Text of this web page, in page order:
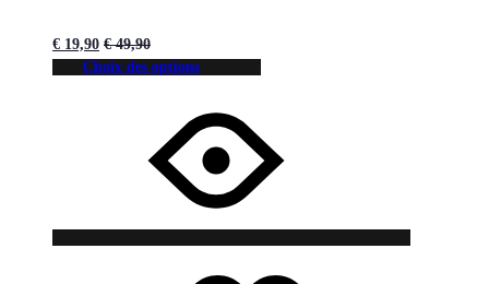
€ 19,90 €49,90
Choix des options